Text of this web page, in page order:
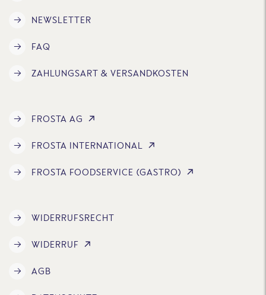
NEWSLETTER
FAQ
ZAHLUNGSART & VERSANDKOSTEN
FROSTA AG
FROSTA INTERNATIONAL
FROSTA FOODSERVICE (GASTRO)
WIDERRUFSRECHT
WIDERRUF
AGB